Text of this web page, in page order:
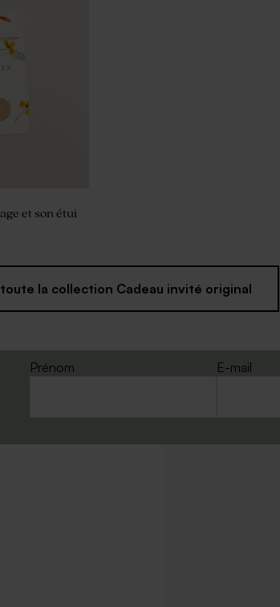
fleurs
et son étui
la collection Cadeau invité original
Prénom
E-mail